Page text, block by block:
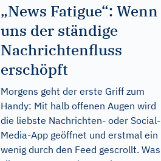
„News Fatigue“: Wenn
uns der ständige
Nachrichtenfluss
erschöpft
Morgens geht der erste Griff zum
Handy: Mit halb offenen Augen wird
die liebste Nachrichten- oder Social-
Media-App geöffnet und erstmal ein
wenig durch den Feed gescrollt. Was